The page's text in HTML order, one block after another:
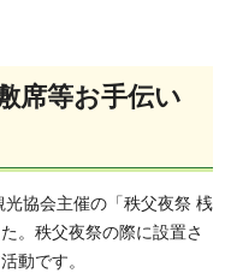
席等お手伝い
協会主催の「秩父夜祭 桟
。秩父夜祭の際に設置さ
動です。